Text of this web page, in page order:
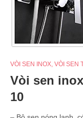
VÒI SEN INOX, VÒI SEN
Vòi sen
10